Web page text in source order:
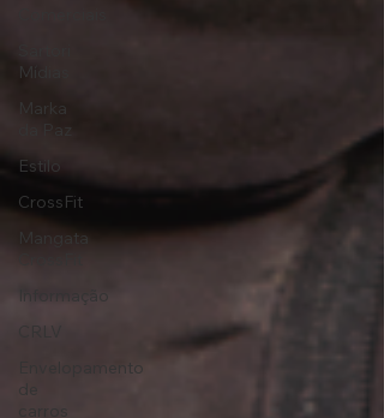
Mídias
Marka
da Paz
Estilo
CrossFit
Mangata
CRLV
Envelopamento
de